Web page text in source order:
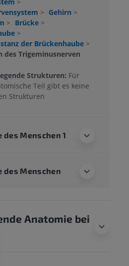
> Gehirn >
> Brücke >
>
der Brückenhaube >
des Trigeminusnerven
Strukturen: Für
Teil gibt es keine
Strukturen
des Menschen 1
des Menschen
Anatomie bei